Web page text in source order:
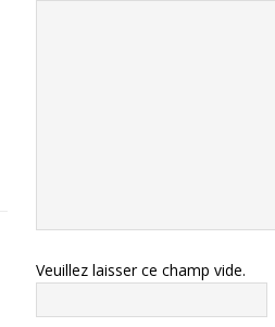
Veuillez laisser ce champ vide.